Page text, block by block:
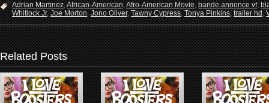
Adrian Martinez,African-American,Afro-American Movie,bande annonce vf,
Whitlock Jr,Joe Morton,Jono Oliver,Tawny Cypress,Tonya Pinkins,trailer hd,
Related Posts